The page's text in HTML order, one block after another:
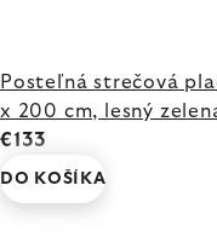
Posteľná strečová
x 200 cm, lesný
€133
DO KOŠÍKA